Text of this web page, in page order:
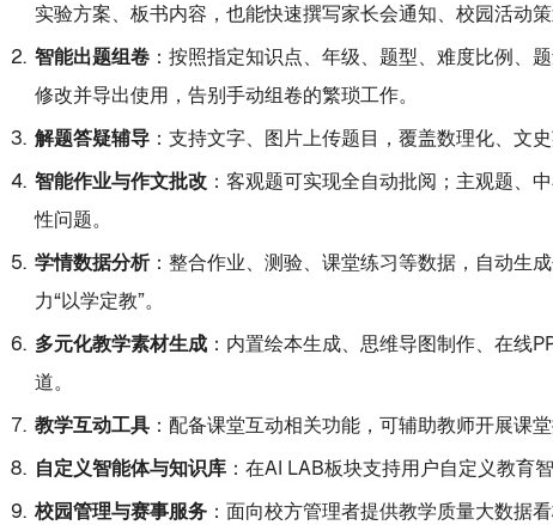
实验方案、板书内容，也能快速撰写家长会通知、校园活动
智能出题组卷：按照指定知识点、年级、题型、难度比例、
修改并导出使用，告别手动组卷的繁琐工作。
解题答疑辅导：支持文字、图片上传题目，覆盖数理化、文
智能作业与作文批改：客观题可实现全自动批阅；主观题、
性问题。
学情数据分析：整合作业、测验、课堂练习等数据，自动生
力“以学定教”。
多元化教学素材生成：内置绘本生成、思维导图制作、在线
道。
教学互动工具：配备课堂互动相关功能，可辅助教师开展课
自定义智能体与知识库：在AI LAB板块支持用户自定义教育
校园管理与赛事服务：面向校方管理者提供教学质量大数据